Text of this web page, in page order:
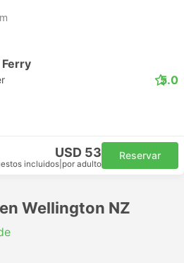
5.0
USD 53
incluidos por adulto
Reservar
Wellington NZ